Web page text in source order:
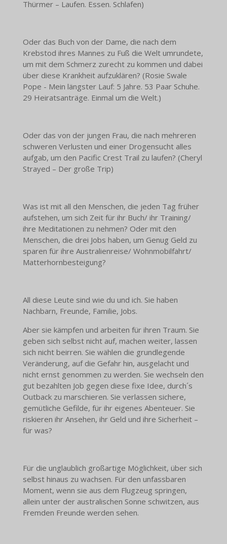
Thürmer – Laufen. Essen. Schlafen)
Oder das Buch von der Dame, die nach dem
Krebstod ihres Mannes zu Fuß die Welt umrundete,
um mit dem Schmerz zurecht zu kommen und dabei
über diese Krankheit aufzuklären? (Rosie Swale
Pope - Mein längster Lauf: 5 Jahre. 53 Paar Schuhe.
29 Heiratsanträge. Einmal um die Welt.)
Oder das von der jungen Frau, die nach mehreren
schweren Verlusten und einer Drogensucht alles
aufgab, um den Pacific Crest Trail zu laufen? (Cheryl
Strayed – Der große Trip)
Was ist mit all den Menschen, die jeden Tag früher
aufstehen, um sich Zeit für ihr Buch/ ihr Training/
ihre Meditationen zu nehmen? Oder mit den
Menschen, die drei Jobs haben, um Genug Geld zu
sparen für ihre Australienreise/ Wohnmobilfahrt/
Matterhornbesteigung?
All diese Leute sind wie du und ich. Sie haben
Nachbarn, Freunde, Familie, Jobs.
Aber sie kämpfen und arbeiten für ihren Traum. Sie
geben sich selbst nicht auf, machen weiter, lassen
sich nicht beirren. Sie wählen die grundlegende
Veränderung, auf die Gefahr hin, ausgelacht und
nicht ernst genommen zu werden. Sie wechseln den
gut bezahlten Job gegen diese fixe Idee, durch´s
Outback zu marschieren. Sie verlassen sichere,
gemütliche Gefilde, für ihr eigenes Abenteuer. Sie
riskieren ihr Ansehen, ihr Geld und ihre Sicherheit –
für was?
Für die unglaublich großartige Möglichkeit, über sich
selbst hinaus zu wachsen. Für den unfassbaren
Moment, wenn sie aus dem Flugzeug springen,
allein unter der australischen Sonne schwitzen, aus
Fremden Freunde werden sehen.